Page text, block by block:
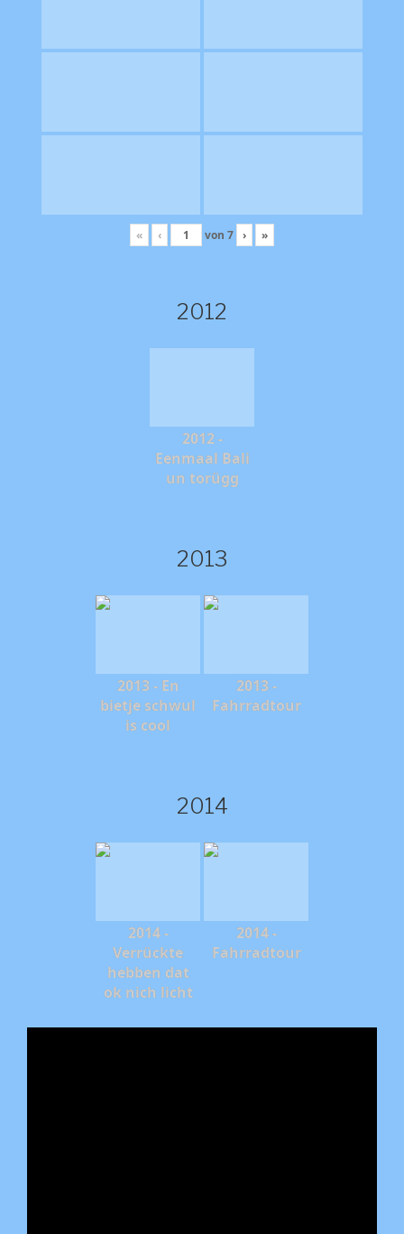
« ‹ von 7 › »
2012
2012 -
Eenmaal Bali
un torügg
2013
2013 - En
bietje schwul
is cool
2013 -
Fahrradtour
2014
2014 -
Verrückte
hebben dat
ok nich licht
2014 -
Fahrradtour